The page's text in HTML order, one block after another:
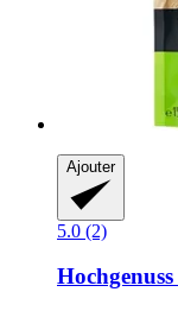
Ajouter
5.0 (2)
Hochgenuss